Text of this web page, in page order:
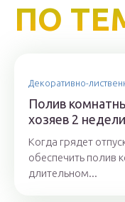
ПО
Декоративно-
Полив
хозяев 2
Когда грядет
обеспечить полив
длительном...